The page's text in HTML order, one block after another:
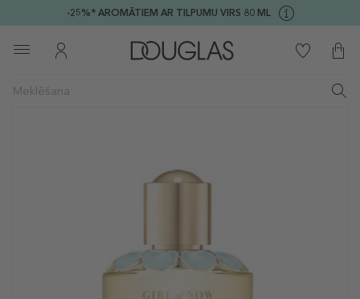
-25%* AROMĀTIEM AR TILPUMU VIRS 80 ML